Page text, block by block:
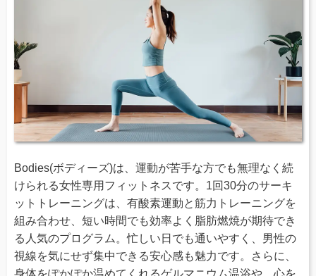
Bodies(ボディーズ)は、運動が苦手な方でも無理なく続
けられる女性専用フィットネスです。1回30分のサーキ
ットトレーニングは、有酸素運動と筋力トレーニングを
組み合わせ、短い時間でも効率よく脂肪燃焼が期待でき
る人気のプログラム。忙しい日でも通いやすく、男性の
視線を気にせず集中できる安心感も魅力です。さらに、